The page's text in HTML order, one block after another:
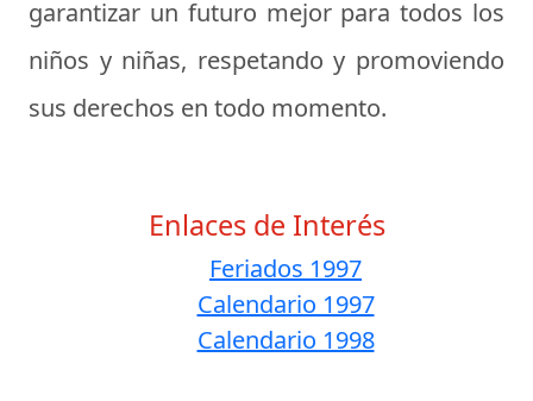
garantizar un futuro mejor para todos los
niños y niñas, respetando y promoviendo
sus derechos en todo momento.
Enlaces de Interés
Feriados 1997
Calendario 1997
Calendario 1998